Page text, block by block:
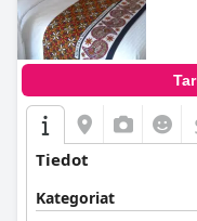
Tiedot
Kategoriat